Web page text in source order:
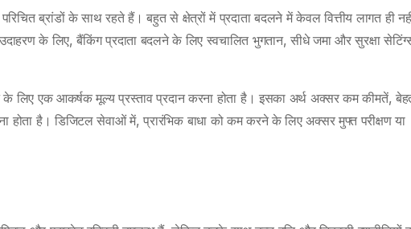
ब्रांडों के साथ रहते हैं। बहुत से क्षेत्रों में प्रदाता बदलने में केवल वित्तीय लागत ही
के लिए, बैंकिंग प्रदाता बदलने के लिए स्वचालित भुगतान, सीधे जमा और सुरक्षा
लिए एक आकर्षक मूल्य प्रस्ताव प्रदान करना होता है। इसका अर्थ अक्सर कम कीमतें,
होता है। डिजिटल सेवाओं में, प्रारंभिक बाधा को कम करने के लिए अक्सर मुफ्त परीक्षण या